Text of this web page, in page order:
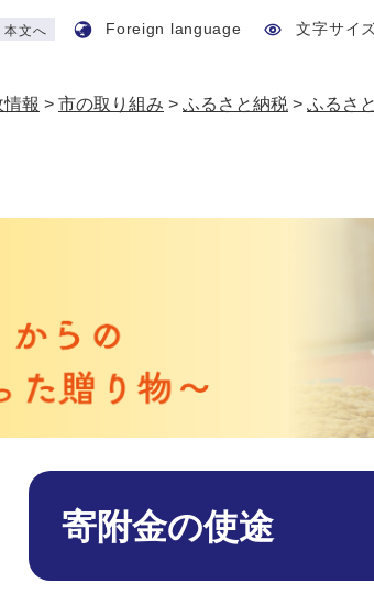
本文へ Foreign language 文字サイ
報 > 市の取り組み > ふるさと納税 > ふるさ
本
寄附金の使途